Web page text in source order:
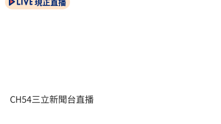
CH54三立新聞台直播